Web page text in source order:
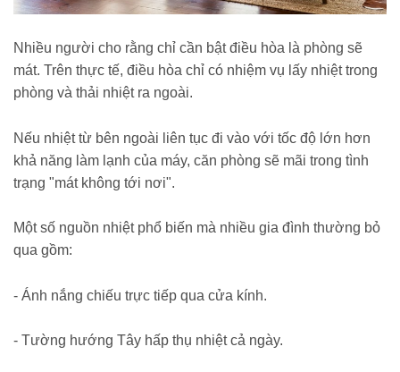
Nhiều người cho rằng chỉ cần bật điều hòa là phòng sẽ
mát. Trên thực tế, điều hòa chỉ có nhiệm vụ lấy nhiệt trong
phòng và thải nhiệt ra ngoài.
Nếu nhiệt từ bên ngoài liên tục đi vào với tốc độ lớn hơn
khả năng làm lạnh của máy, căn phòng sẽ mãi trong tình
trạng "mát không tới nơi".
Một số nguồn nhiệt phổ biến mà nhiều gia đình thường bỏ
qua gồm:
- Ánh nắng chiếu trực tiếp qua cửa kính.
- Tường hướng Tây hấp thụ nhiệt cả ngày.